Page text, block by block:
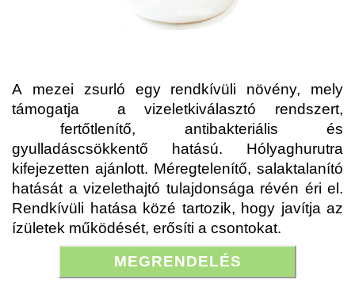
A mezei zsurló egy rendkívüli növény, mely
támogatja
a vizeletkiválasztó rendszert,
fertőtlenítő, antibakteriális és
gyulladáscsökkentő hatású. Hólyaghurutra
kifejezetten ajánlott. Méregtelenítő, salaktalanító
hatását a vizelethajtó tulajdonsága révén éri el.
Rendkívüli hatása közé tartozik, hogy javítja az
ízületek működését, erősíti a csontokat.
MEGRENDELÉS